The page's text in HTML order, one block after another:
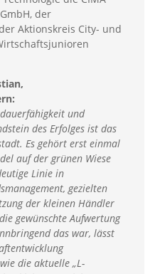
der
Aktionskreis City- und
und
des Erfolges ist das
Es gehört erst einmal
auf der grünen Wiese
Linie in
gezielten
der kleinen Händler
gewünschte Aufwertung
das war, lässt
die aktuelle „L-